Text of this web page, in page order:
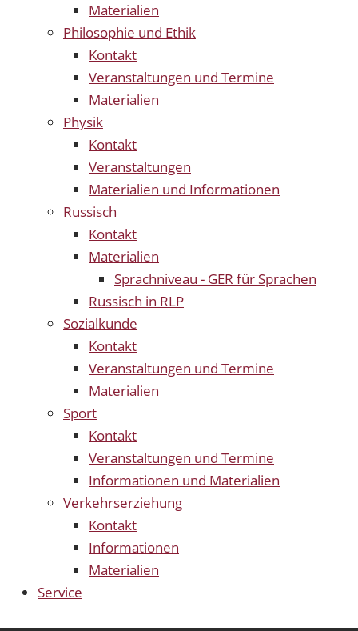
Materialien
Philosophie und Ethik
Kontakt
Veranstaltungen und Termine
Materialien
Physik
Kontakt
Veranstaltungen
Materialien und Informationen
Russisch
Kontakt
Materialien
Sprachniveau - GER für Sprachen
Russisch in RLP
Sozialkunde
Kontakt
Veranstaltungen und Termine
Materialien
Sport
Kontakt
Veranstaltungen und Termine
Informationen und Materialien
Verkehrserziehung
Kontakt
Informationen
Materialien
Service